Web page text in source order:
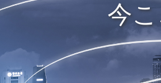
今